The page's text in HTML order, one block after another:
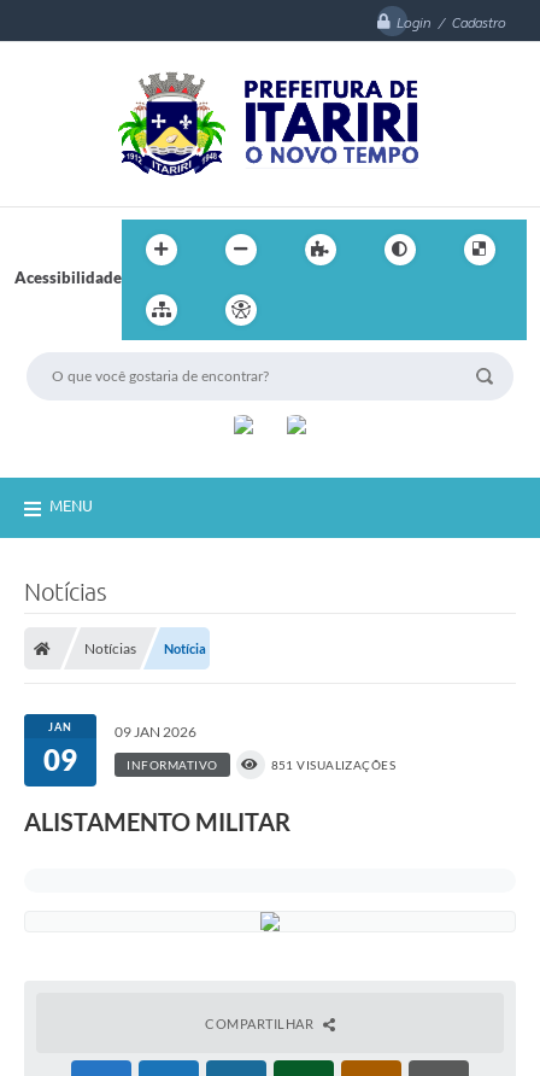
Login / Cadastro
Acessibilidade
MENU
Notícias
Notícias Notícia
JAN
09
09 JAN 2026
INFORMATIVO 851 VISUALIZAÇÕES
ALISTAMENTO MILITAR
COMPARTILHAR